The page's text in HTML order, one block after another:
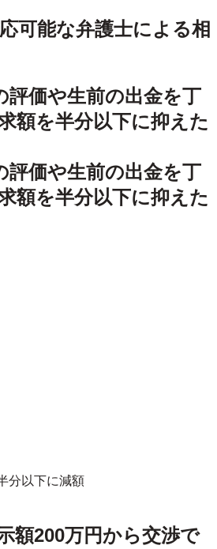
可能な弁護士による相
評価や生前の出金を丁
額を半分以下に抑えた
評価や生前の出金を丁
額を半分以下に抑えた
分以下に減額
額200万円から交渉で